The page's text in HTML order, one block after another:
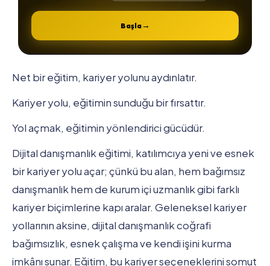
Başla→
Net bir eğitim, kariyer yolunu aydınlatır.
Kariyer yolu, eğitimin sunduğu bir fırsattır.
Yol açmak, eğitimin yönlendirici gücüdür.
Dijital danışmanlık eğitimi, katılımcıya yeni ve esnek
bir kariyer yolu açar; çünkü bu alan, hem bağımsız
danışmanlık hem de kurum içi uzmanlık gibi farklı
kariyer biçimlerine kapı aralar. Geleneksel kariyer
yollarının aksine, dijital danışmanlık coğrafi
bağımsızlık, esnek çalışma ve kendi işini kurma
imkânı sunar. Eğitim, bu kariyer seçeneklerini somut